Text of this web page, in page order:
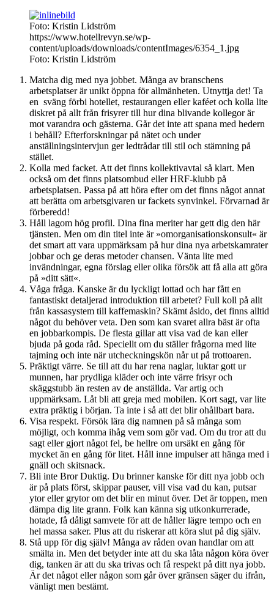
Foto: Kristin Lidström
https://www.hotellrevyn.se/wp-
content/uploads/downloads/contentImages/6354_1.jpg
Foto: Kristin Lidström
Matcha dig med nya jobbet. Många av branschens
arbetsplatser är unikt öppna för allmänheten. Utnyttja det! Ta
en sväng förbi hotellet, restaurangen eller kaféet och kolla lite
diskret på allt från frisyrer till hur dina blivande kollegor är
mot varandra och gästerna. Går det inte att spana med hedern
i behåll? Efterforskningar på nätet och under
anställningsintervjun ger ledtrådar till stil och stämning på
stället.
Kolla med facket. Att det finns ­kollektivavtal så klart. Men
också om det finns platsombud eller HRF-klubb på
arbetsplatsen. Passa på att höra efter om det finns något annat
att ­berätta om arbetsgivaren ur fackets synvinkel. Förvarnad är
förberedd!
Håll lagom hög profil. Dina fina meriter har gett dig den här
tjänsten. Men om din titel inte är »omorganisationskonsult« är
det smart att vara uppmärksam på hur dina nya arbetskamrater
jobbar och ge deras metoder chansen. Vänta lite med
invändningar, egna förslag eller olika försök att få alla att göra
på »ditt sätt«.
Våga fråga. Kanske är du lyckligt lottad och har fått en
fantastiskt detaljerad introduktion till arbetet? Full koll på allt
från kassasystem till kaffemaskin? Skämt åsido, det finns alltid
något du behöver veta. Den som kan svaret allra bäst är ofta
en jobbarkompis. De flesta gillar att visa vad de kan eller
bjuda på goda råd. Speciellt om du ställer frågorna med lite
tajming och inte när utcheckningskön når ut på trottoaren.
Präktigt värre. Se till att du har rena naglar, luktar gott ur
munnen, har prydliga kläder och inte värre frisyr och
skäggstubb än resten av de anställda. Var artig och
uppmärksam. Låt bli att greja med mobilen. Kort sagt, var lite
extra präktig i början. Ta inte i så att det blir ohållbart bara.
Visa respekt. Försök lära dig namnen på så många som
möjligt, och komma ihåg vem som gör vad. Om du tror att du
sagt eller gjort något fel, be hellre om ursäkt en gång för
mycket än en gång för litet. Håll inne impulser att hänga med i
gnäll och skitsnack.
Bli inte Bror Duktig. Du brinner kanske för ditt nya jobb och
är på plats först, skippar pauser, vill visa vad du kan, putsar
ytor eller grytor om det blir en minut över. Det är toppen, men
dämpa dig lite grann. Folk kan känna sig utkonkurrerade,
hotade, få dåligt samvete för att de håller lägre tempo och en
hel massa saker. Plus att du riskerar att köra slut på dig själv.
Stå upp för dig själv! Många av råden ovan handlar om att
smälta in. Men det betyder inte att du ska låta någon köra över
dig, tanken är att du ska trivas och få respekt på ditt nya jobb.
Är det något eller någon som går över gränsen säger du ifrån,
vänligt men bestämt.